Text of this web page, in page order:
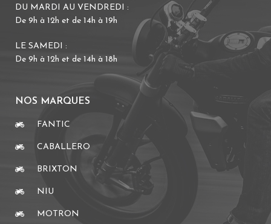
DU MARDI AU VENDREDI :
De 9h à 12h et de 14h à 19h
LE SAMEDI :
De 9h à 12h et de 14h à 18h
NOS MARQUES
FANTIC
CABALLERO
BRIXTON
NIU
MOTRON